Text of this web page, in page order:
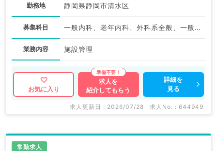
勤務地 静岡県静岡市清水区
募集科目 一般内科、老年内科、外科系全般、一般外科
業務内容 施設管理
お気に入り
求人を
紹介してもらう
詳細を
見る
求人更新日 : 2026/07/28 求人No. : 644949
常勤求人